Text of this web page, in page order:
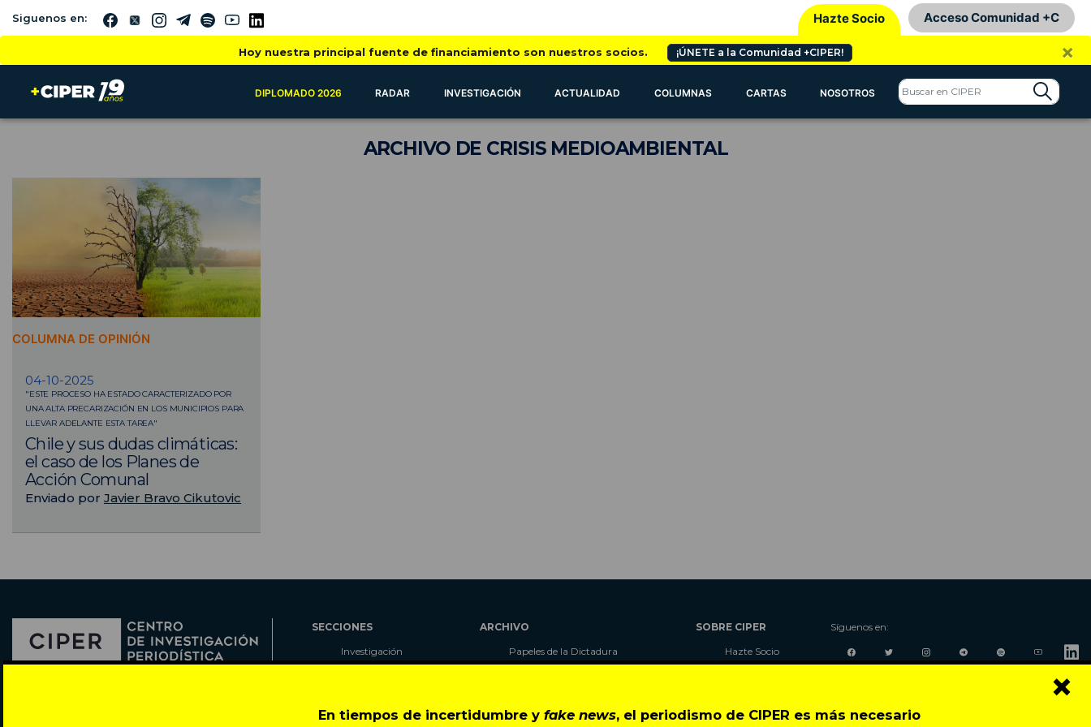
En tiempos de incertidumbre yfake news, el periodismo de CIPER es más necesario
×
Siguenos en: Hazte Socio Acceso Comunidad +C
Hoy nuestra principal fuente de financiamiento son nuestros socios. ¡ÚNETE a la Comunidad +CIPER! ×
DIPLOMADO 2026 RADAR INVESTIGACIÓN ACTUALIDAD COLUMNAS CARTAS NOSOTROS
ARCHIVODE CRISIS MEDIOAMBIENTAL
COLUMNA DE OPINIÓN
04-10-2025
"ESTE PROCESO HA ESTADO CARACTERIZADO POR
UNA ALTA PRECARIZACIÓN EN LOS MUNICIPIOS PARA
LLEVAR ADELANTE ESTA TAREA"
Chile y sus dudas climáticas:
el caso de los Planes de
Acción Comunal
Enviado por Javier Bravo Cikutovic
SECCIONES
Investigación
Especiales
ARCHIVO
Papeles de la Dictadura
CIPER Académico
SOBRE CIPER
Hazte Socio
Talleres
Síguenos en: